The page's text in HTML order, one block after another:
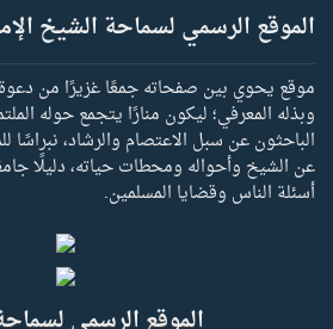
الموقع الرسمي لسماحة الشيخ
موقع يحوي بين صفحاته جمعًا غزيرًا من دعوة
وبذله المعرفي؛ ليكون منارًا يتجمع حوله
الباحثون عن سبل الاعتصام والرشاد، نبراسًا
عن الشيخ وأحواله ومحطات حياته، دليلًا
أسئلة الناس وقضايا المسلمين.